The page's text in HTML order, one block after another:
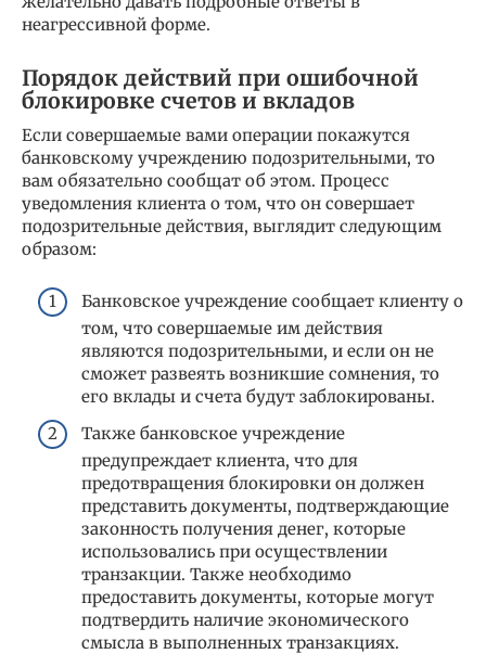
неагрессивной форме.
Порядок действий при ошибочной
блокировке счетов и вкладов
Если совершаемые вами операции покажутся
банковскому учреждению подозрительными, то
вам обязательно сообщат об этом. Процесс
уведомления клиента о том, что он совершает
подозрительные действия, выглядит следующим
образом:
Банковское учреждение сообщает клиенту о
том, что совершаемые им действия
являются подозрительными, и если он не
сможет развеять возникшие сомнения, то
его вклады и счета будут заблокированы.
Также банковское учреждение
предупреждает клиента, что для
предотвращения блокировки он должен
представить документы, подтверждающие
законность получения денег, которые
использовались при осуществлении
транзакции. Также необходимо
предоставить документы, которые могут
подтвердить наличие экономического
смысла в выполненных транзакциях.